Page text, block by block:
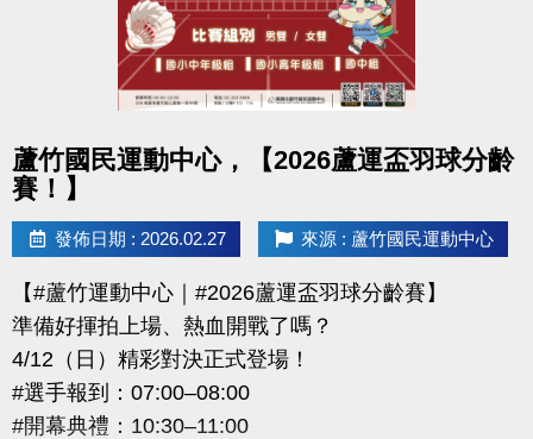
蘆竹國民運動中心，【2026蘆運盃羽球分齡
賽！】
發佈日期 : 2026.02.27 來源 : 蘆竹國民運動中心
【#蘆竹運動中心｜#2026蘆運盃羽球分齡賽】
準備好揮拍上場、熱血開戰了嗎？
4/12（日）精彩對決正式登場！
#選手報到：07:00–08:00
#開幕典禮：10:30–11:00